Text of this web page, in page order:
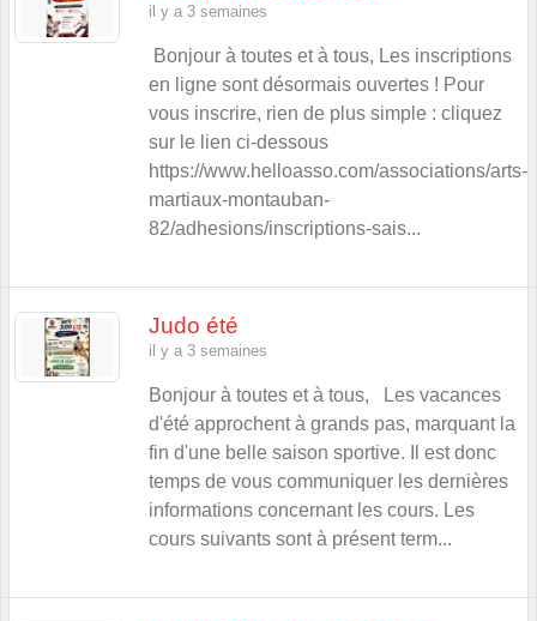
il y a 3 semaines
Bonjour à toutes et à tous, Les inscriptions
en ligne sont désormais ouvertes ! Pour
vous inscrire, rien de plus simple : cliquez
sur le lien ci-dessous
https://www.helloasso.com/associations/arts-
martiaux-montauban-
82/adhesions/inscriptions-sais...
Judo été
il y a 3 semaines
Bonjour à toutes et à tous, Les vacances
d'été approchent à grands pas, marquant la
fin d'une belle saison sportive. Il est donc
temps de vous communiquer les dernières
informations concernant les cours. Les
cours suivants sont à présent term...